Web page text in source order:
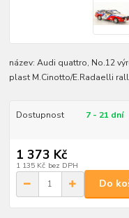
název: Audi quattro, No.12
plast M.Cinotto/E.Radaelli
Dostupnost 7 - 21 dní
1 373 Kč
1 135 Kč bez DPH
Do